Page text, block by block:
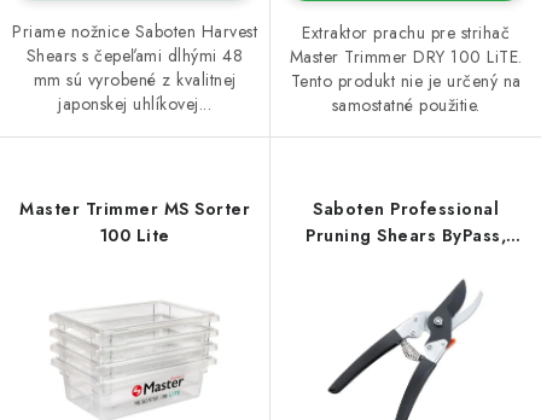
Priame nožnice Saboten Harvest
Shears s čepeľami dlhými 48
mm sú vyrobené z kvalitnej
japonskej uhlíkovej...
Extraktor prachu pre strihač
Master Trimmer DRY 100 LiTE.
Tento produkt nie je určený na
samostatné použitie.
Master Trimmer MS Sorter
100 Lite
Saboten Professional
Pruning Shears ByPass,